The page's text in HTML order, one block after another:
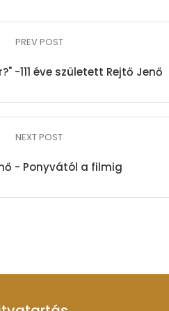
PREV POST
-111 éve született Rejtő Jenő
NEXT POST
- Ponyvától a filmig